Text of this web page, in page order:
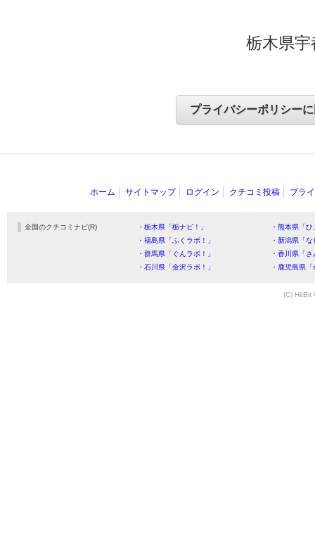
栃木県
ホーム サイトマップ ログイン クチコミ投稿 プラ
全国のクチコミナビ(R) ・栃木県「栃ナビ！」
・熊本県「
・福島県「ふくラボ！」
・新潟県「
・群馬県「ぐんラボ！」
・香川県「
・石川県「金沢ラボ！」
・鹿児島県
(C) HitBit